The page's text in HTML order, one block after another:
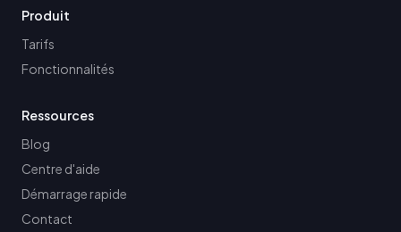
Produit
Tarifs
Fonctionnalités
Ressources
Blog
Centre d'aide
Démarrage rapide
Contact